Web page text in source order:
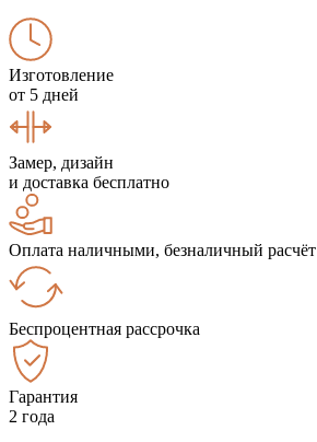
Изготовление
от 5 дней
Замер, дизайн
и доставка бесплатно
Оплата наличными, безналичный расчёт
Беспроцентная рассрочка
Гарантия
2 года